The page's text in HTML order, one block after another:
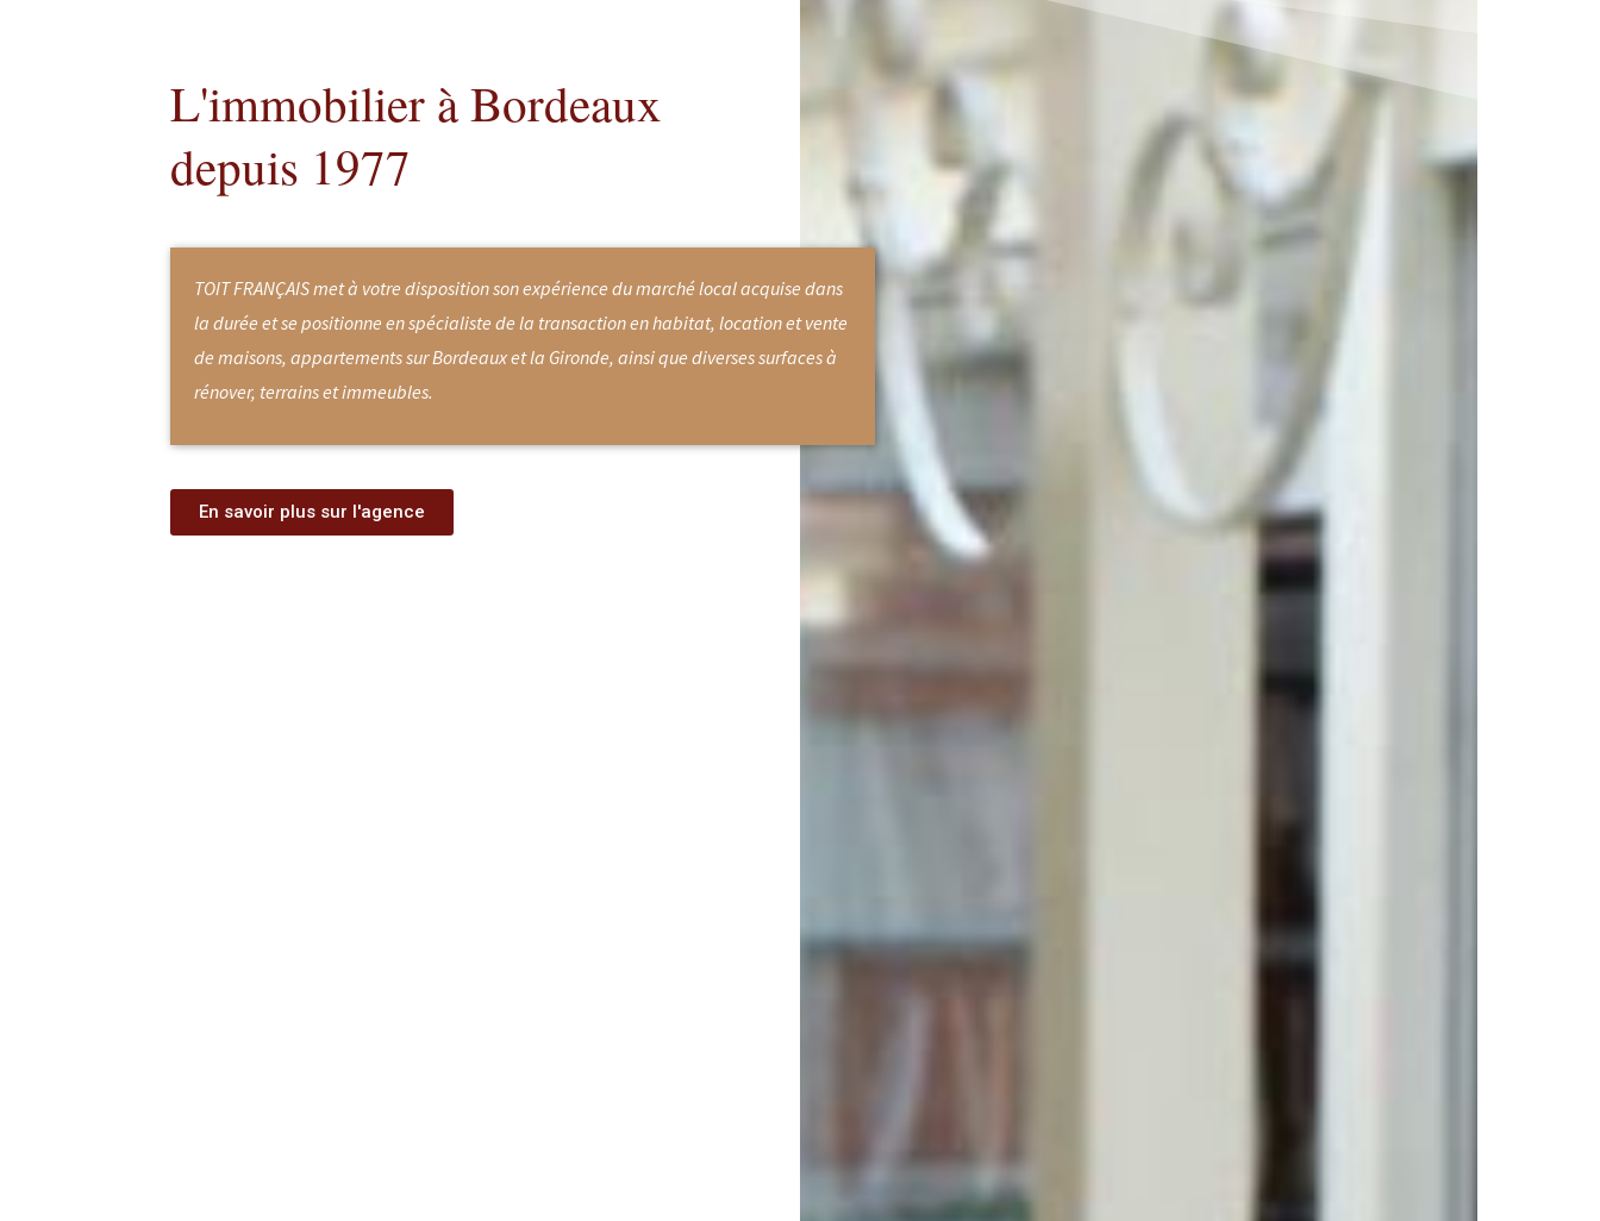
L'immobilier à Bordeaux
depuis 1977
TOIT FRANÇAIS met à votre disposition son expérience du marché local acquise dans
la durée et se positionne en spécialiste de la transaction en habitat, location et vente
de maisons, appartements sur Bordeaux et la Gironde, ainsi que diverses surfaces à
rénover, terrains et immeubles.
En savoir plus sur l'agence